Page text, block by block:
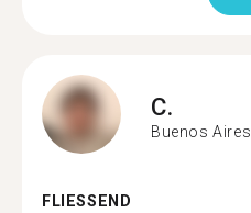
C.
Buenos Aires
FLIESSEND